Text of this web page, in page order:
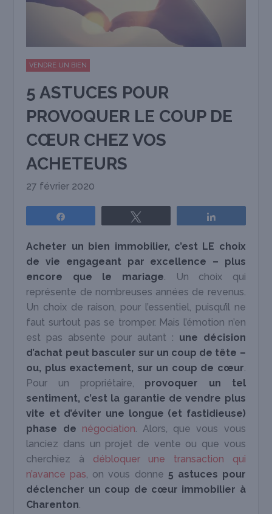
VENDRE UN BIEN
5 ASTUCES POUR
PROVOQUER LE COUP DE
CŒUR CHEZ VOS
ACHETEURS
27 février 2020
Acheter un bien immobilier, c’est LE choix
de vie engageant par excellence
– plus
encore que le mariage. Un choix qui
représente de nombreuses années de revenus.
Un choix de raison, pour l’essentiel, puisqu’il ne
faut surtout pas se tromper. Mais l’émotion n’en
est pas absente pour autant : une décision
d’achat peut basculer sur un coup de tête –
ou, plus exactement, sur un coup de cœur.
Pour un propriétaire, provoquer un tel
sentiment, c’est la garantie de vendre plus
vite et d’éviter une longue (et fastidieuse)
phase de négociation. Alors, que vous vous
lanciez dans un projet de vente ou que vous
cherchiez à débloquer une transaction qui
n’avance pas, on vous donne 5 astuces pour
déclencher un coup de cœur immobilier à
Charenton.